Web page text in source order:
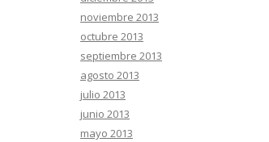
noviembre 2013
octubre 2013
septiembre 2013
agosto 2013
julio 2013
junio 2013
mayo 2013